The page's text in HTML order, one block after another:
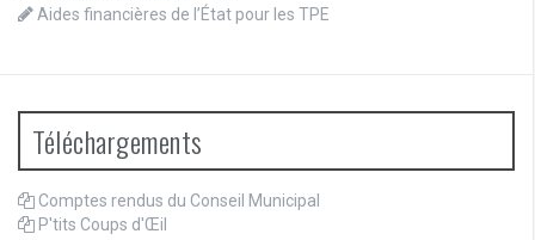
Aides financières de l’État pour les TPE
Téléchargements
Comptes rendus du Conseil Municipal
P'tits Coups d'Œil